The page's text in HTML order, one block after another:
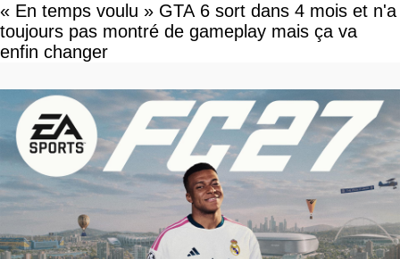
« En temps voulu » GTA 6 sort dans 4 mois et n'a
toujours pas montré de gameplay mais ça va
enfin changer